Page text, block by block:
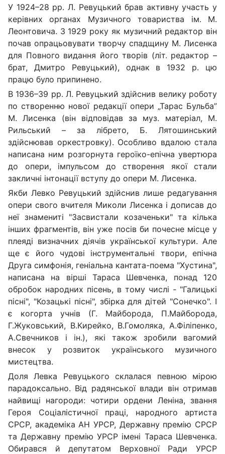
У 1924–28 рр. Л. Ревуцький брав активну участь у
керівних органах Музичного товариства ім. М.
Леонтовича. З 1929 року як музичний редактор він
почав опрацьовувати творчу спадщину М. Лисенка
для Повного видання його творів (літ. редактор –
брат, Дмитро Ревуцький), однак в 1932 р. цю
працю було припинено.
В 1936–39 рр. Л. Ревуцький здійснив велику роботу
по створенню нової редакції опери „Тарас Бульба”
М. Лисенка (він відповідав за муз. матеріал, М.
Рильський – за лібрето, Б. Лятошинський
здійснював оркестровку). Особливо вдалою стала
написана ним розгорнута героїко-епічна увертюра
до опери, імпульсом до створення якої стали
закличні інтонації вступу до опери М. Лисенка.
Якби Левко Ревуцький здійснив лише редагування
опери свого вчителя Миколи Лисенка і дописав до
неї знамениті "Засвистали козаченьки" та кілька
інших фрагментів, він уже посів би почесне місце у
плеяді визначних діячів української культури. Але
ще є його чудові інструментальні твори, епічна
Друга симфонія, геніальна кантата-поема "Хустина",
написана на вірші Тараса Шевченка, понад 120
обробок народних пісень, в тому числі - "Галицькі
пісні", "Козацькі пісні", збірка для дітей "Сонечко". І
є когорта учнів (Г. Майборода, П.Майборода,
Г.Жуковський, В.Кирейко, В.Гомоляка, А.Філіпенко,
А.Свечников і ін.), які також зробили вагомий
внесок у розвиток українського музичного
мистецтва.
Доля Левка Ревуцького склалася певною мірою
парадоксально. Від радянської влади він отримав
найвищі нагороди: чотири ордени Леніна, звання
Героя Соціалістичної праці, народного артиста
СРСР, академіка АН УРСР, Державну премію СРСР
та Державну премію УРСР імені Тараса Шевченка.
Обирався й депутатом Верховної Ради УРСР